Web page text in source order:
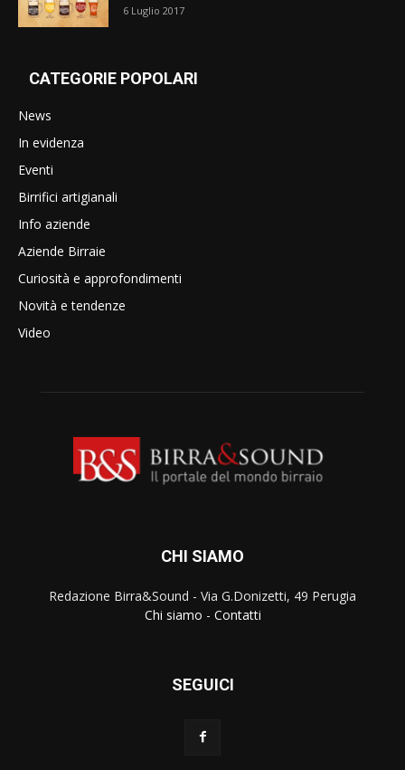
6 Luglio 2017
CATEGORIE POPOLARI
News
In evidenza
Eventi
Birrifici artigianali
Info aziende
Aziende Birraie
Curiosità e approfondimenti
Novità e tendenze
Video
CHI SIAMO
Redazione Birra&Sound - Via G.Donizetti, 49 Perugia
Chi siamo - Contatti
SEGUICI